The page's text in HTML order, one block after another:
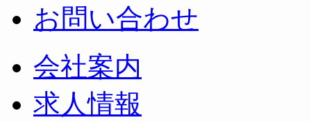
お問い合わせ
会社案内
求人情報